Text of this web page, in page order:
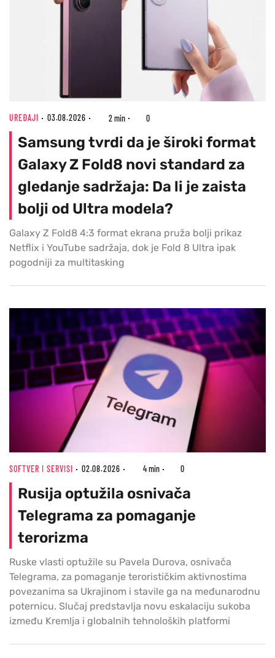
UREĐAJI 03.08.2026 2 min 0
Samsung tvrdi da je široki format
Galaxy Z Fold8 novi standard za
gledanje sadržaja: Da li je zaista
bolji od Ultra modela?
Galaxy Z Fold8 4:3 format ekrana pruža bolji prikaz
Netflix i YouTube sadržaja, dok je Fold 8 Ultra ipak
pogodniji za multitasking
SOFTVER I SERVISI 02.08.2026 4 min 0
Rusija optužila osnivača
Telegrama za pomaganje
terorizma
Ruske vlasti optužile su Pavela Durova, osnivača
Telegrama, za pomaganje terorističkim aktivnostima
povezanima sa Ukrajinom i stavile ga na međunarodnu
poternicu. Slučaj predstavlja novu eskalaciju sukoba
između Kremlja i globalnih tehnoloških platformi